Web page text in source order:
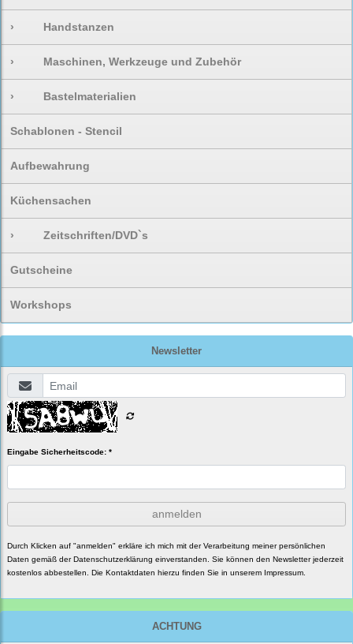
› Handstanzen
› Maschinen, Werkzeuge und Zubehör
› Bastelmaterialien
Schablonen - Stencil
Aufbewahrung
Küchensachen
› Zeitschriften/DVD`s
Gutscheine
Workshops
Newsletter
Eingabe Sicherheitscode: *
anmelden
Durch Klicken auf "anmelden" erkläre ich mich mit der Verarbeitung meiner persönlichen
Daten gemäß der Datenschutzerklärung einverstanden. Sie können den Newsletter jederzeit
kostenlos abbestellen. Die Kontaktdaten hierzu finden Sie in unserem Impressum.
ACHTUNG